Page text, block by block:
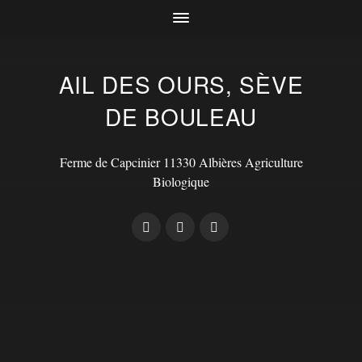
AIL DES OURS, SÈVE
DE BOULEAU
Ferme de Capcinier 11330 Albières Agriculture
Biologique